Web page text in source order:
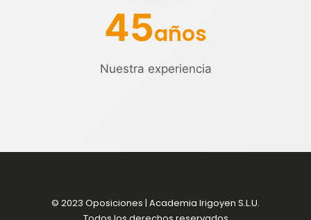
45años
Nuestra experiencia
© 2023 Oposiciones | Academia Irigoyen S.L.U.